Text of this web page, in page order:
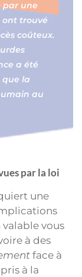
par une
ont trouvé
coûteux.
a été
que la
au
par la loi
une
valable vous
à des
face à
à la